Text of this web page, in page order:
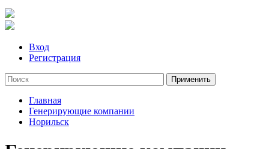
Вход
Регистрация
Главная
Генерирующие компании
Норильск